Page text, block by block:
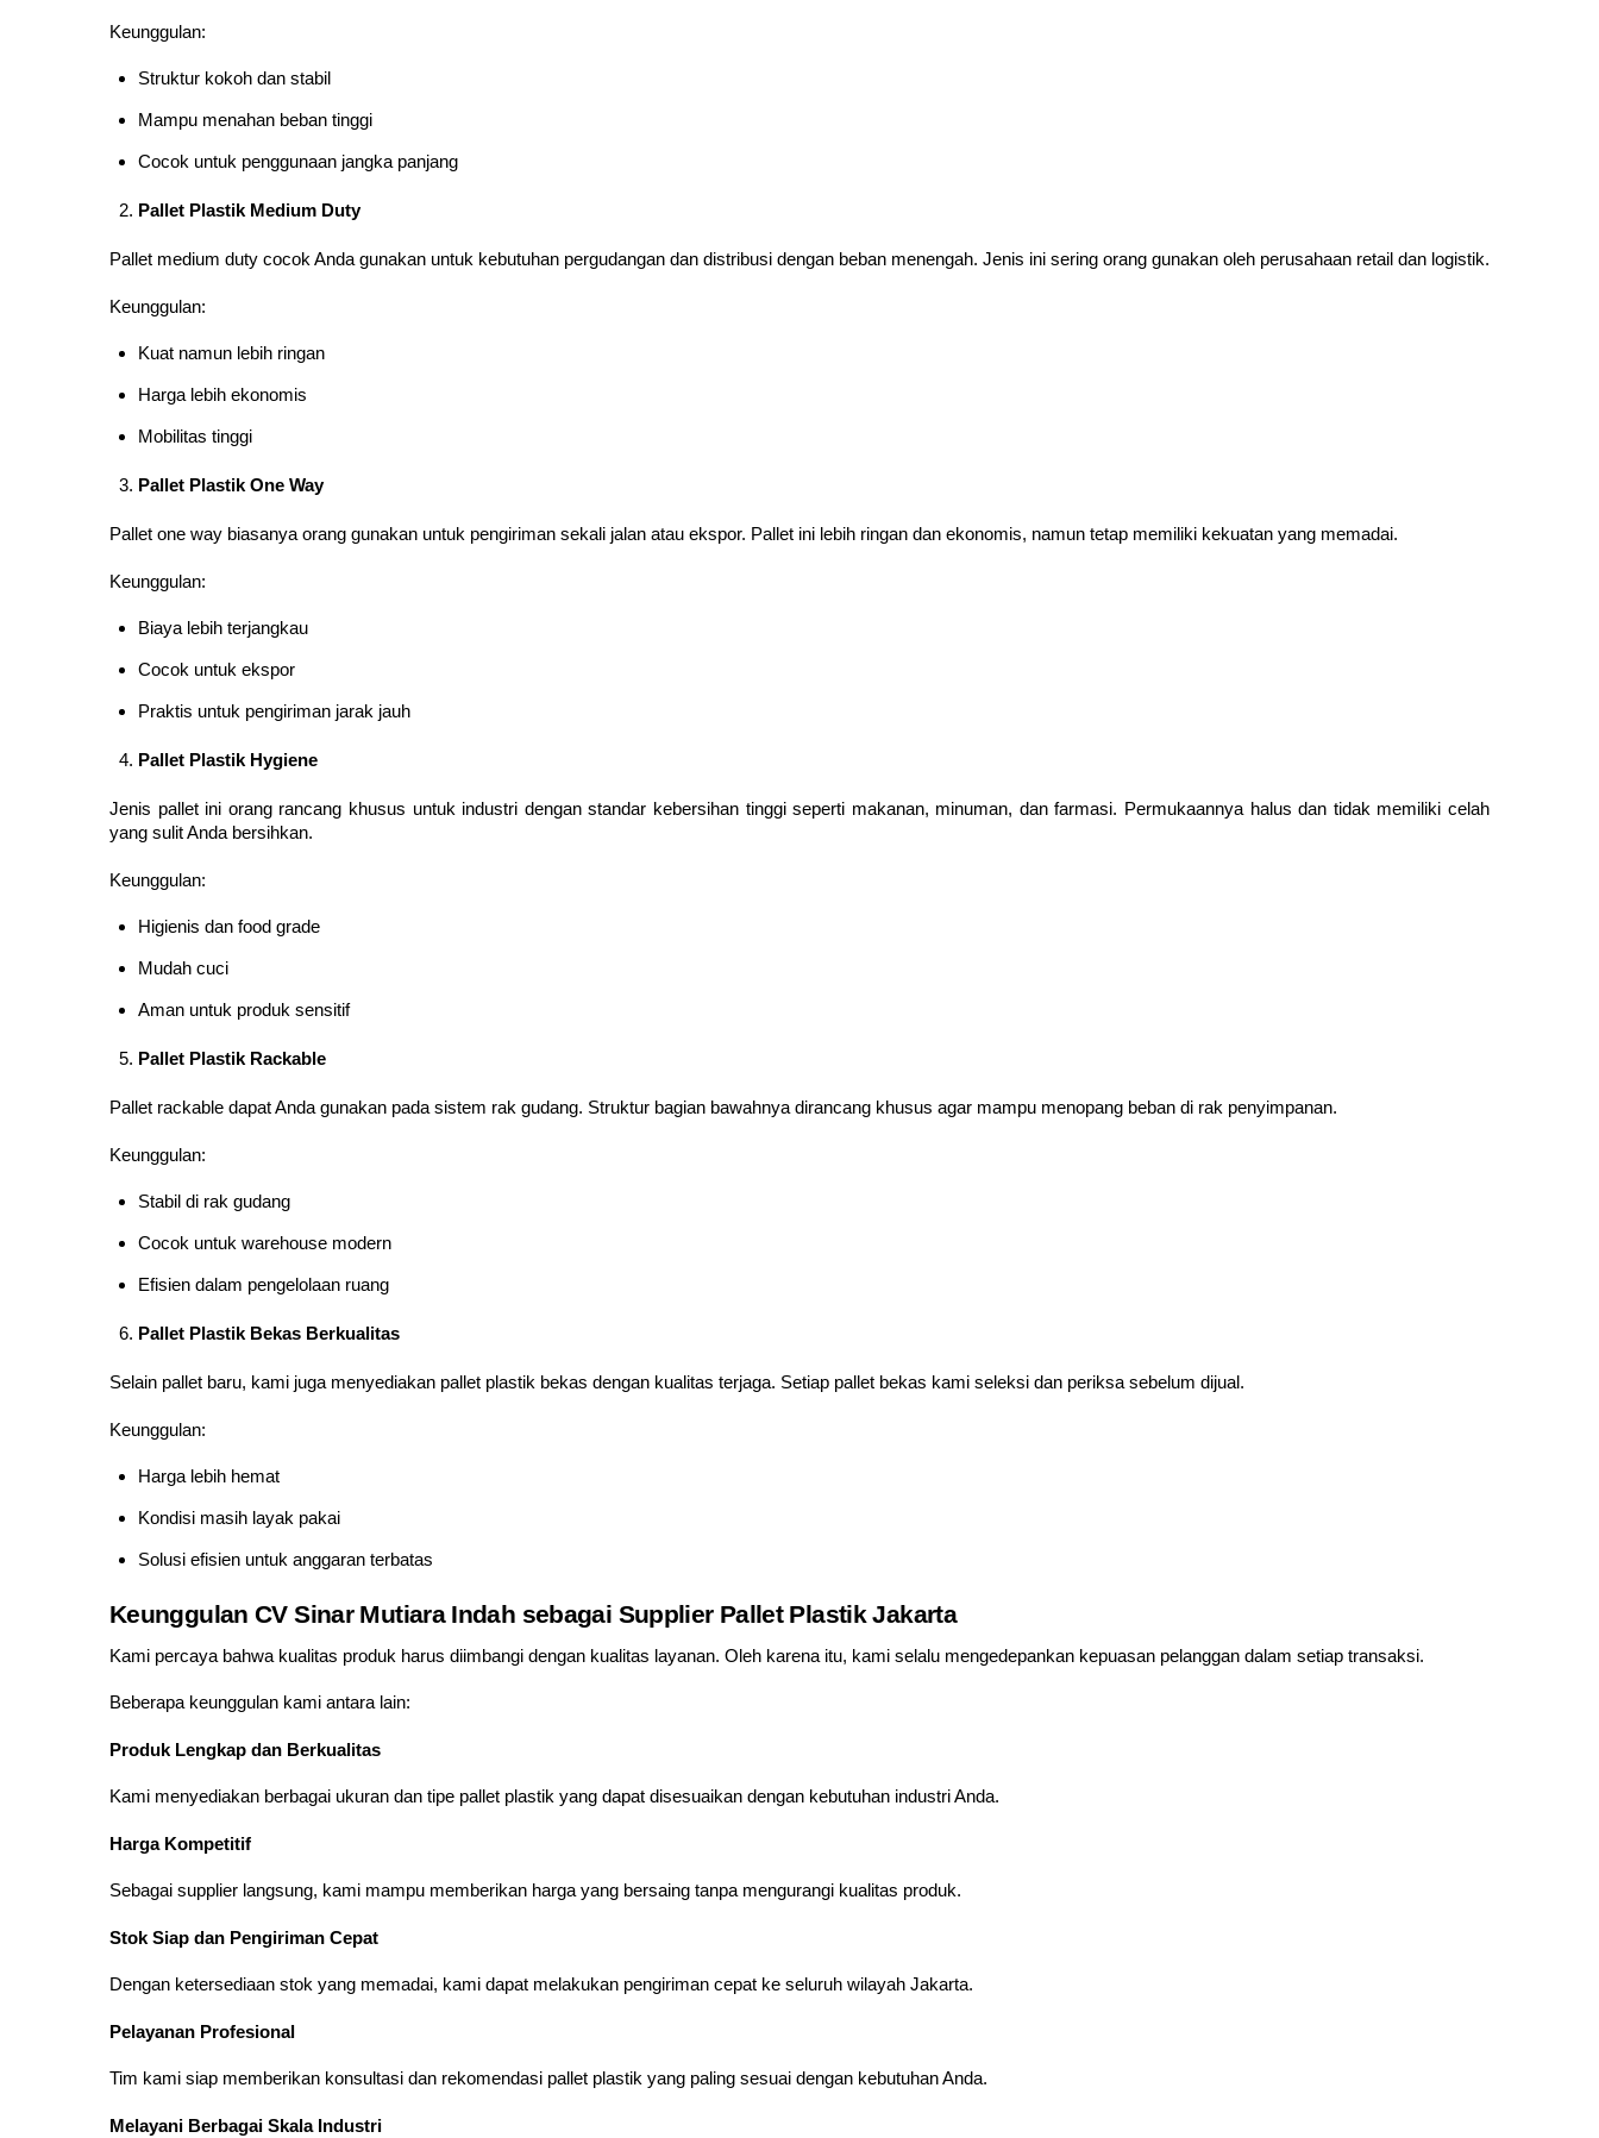
Keunggulan:
Struktur kokoh dan stabil
Mampu menahan beban tinggi
Cocok untuk penggunaan jangka panjang
Pallet Plastik Medium Duty
Pallet medium duty cocok Anda gunakan untuk kebutuhan pergudangan dan distribusi dengan beban menengah. Jenis ini sering orang gunakan oleh perusahaan retail dan logistik.
Keunggulan:
Kuat namun lebih ringan
Harga lebih ekonomis
Mobilitas tinggi
Pallet Plastik One Way
Pallet one way biasanya orang gunakan untuk pengiriman sekali jalan atau ekspor. Pallet ini lebih ringan dan ekonomis, namun tetap memiliki kekuatan yang memadai.
Keunggulan:
Biaya lebih terjangkau
Cocok untuk ekspor
Praktis untuk pengiriman jarak jauh
Pallet Plastik Hygiene
Jenis pallet ini orang rancang khusus untuk industri dengan standar kebersihan tinggi seperti makanan, minuman, dan farmasi. Permukaannya halus dan tidak memiliki celah
yang sulit Anda bersihkan.
Keunggulan:
Higienis dan food grade
Mudah cuci
Aman untuk produk sensitif
Pallet Plastik Rackable
Pallet rackable dapat Anda gunakan pada sistem rak gudang. Struktur bagian bawahnya dirancang khusus agar mampu menopang beban di rak penyimpanan.
Keunggulan:
Stabil di rak gudang
Cocok untuk warehouse modern
Efisien dalam pengelolaan ruang
Pallet Plastik Bekas Berkualitas
Selain pallet baru, kami juga menyediakan pallet plastik bekas dengan kualitas terjaga. Setiap pallet bekas kami seleksi dan periksa sebelum dijual.
Keunggulan:
Harga lebih hemat
Kondisi masih layak pakai
Solusi efisien untuk anggaran terbatas
Keunggulan CV Sinar Mutiara Indah sebagai Supplier Pallet Plastik Jakarta
Kami percaya bahwa kualitas produk harus diimbangi dengan kualitas layanan. Oleh karena itu, kami selalu mengedepankan kepuasan pelanggan dalam setiap transaksi.
Beberapa keunggulan kami antara lain:
Produk Lengkap dan Berkualitas
Kami menyediakan berbagai ukuran dan tipe pallet plastik yang dapat disesuaikan dengan kebutuhan industri Anda.
Harga Kompetitif
Sebagai supplier langsung, kami mampu memberikan harga yang bersaing tanpa mengurangi kualitas produk.
Stok Siap dan Pengiriman Cepat
Dengan ketersediaan stok yang memadai, kami dapat melakukan pengiriman cepat ke seluruh wilayah Jakarta.
Pelayanan Profesional
Tim kami siap memberikan konsultasi dan rekomendasi pallet plastik yang paling sesuai dengan kebutuhan Anda.
Melayani Berbagai Skala Industri